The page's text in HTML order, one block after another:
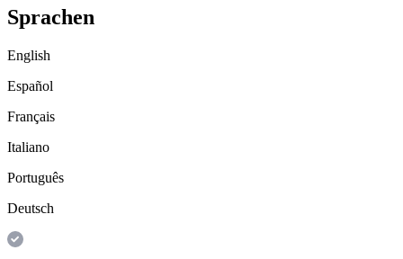
Sprachen
English
Español
Français
Italiano
Português
Deutsch